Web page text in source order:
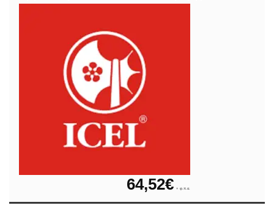
64,52€ + φ.π.α.